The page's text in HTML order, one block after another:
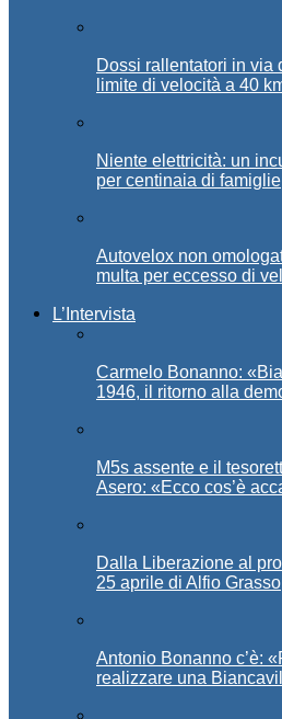
Dossi rallentatori in via
limite di velocità a 40
Niente elettricità: un
per centinaia di famiglie
Autovelox non
multa per eccesso di
L’Intervista
Carmelo Bonanno:
1946, il ritorno alla
M5s assente e il
Asero: «Ecco cos’è
Dalla Liberazione al
25 aprile di Alfio Grasso
Antonio Bonanno c’è:
realizzare una